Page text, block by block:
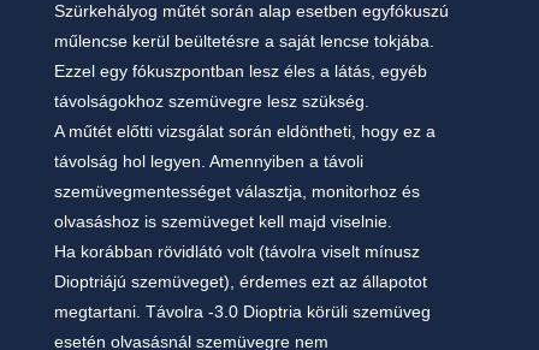
Szürkehályog műtét során alap esetben egyfókuszú
műlencse kerül beültetésre a saját lencse tokjába.
Ezzel egy fókuszpontban lesz éles a látás, egyéb
távolságokhoz szemüvegre lesz szükség.
A műtét előtti vizsgálat során eldöntheti, hogy ez a
távolság hol legyen. Amennyiben a távoli
szemüvegmentességet választja, monitorhoz és
olvasáshoz is szemüveget kell majd viselnie.
Ha korábban rövidlátó volt (távolra viselt mínusz
Dioptriájú szemüveget), érdemes ezt az állapotot
megtartani. Távolra -3.0 Dioptria körüli szemüveg
esetén olvasásnál szemüvegre nem